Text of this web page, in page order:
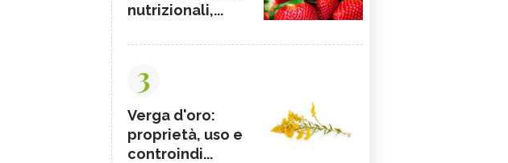
nutrizionali,...
3
Verga d'oro:
proprietà, uso e
controindi...